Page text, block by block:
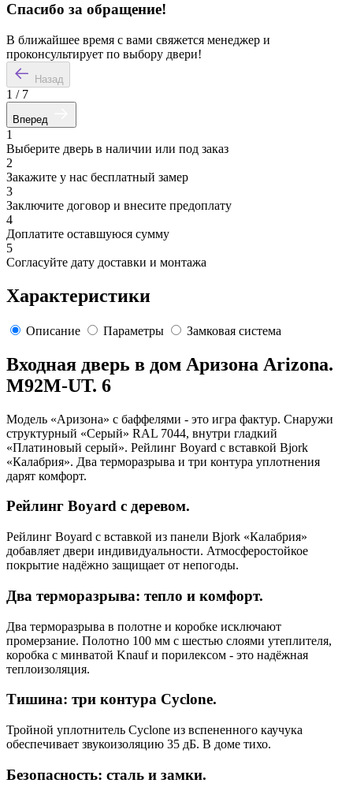
Спасибо за обращение!
В ближайшее время с вами свяжется менеджер и
проконсультирует по выбору двери!
Назад
1 / 7
Вперед
1
Выберите дверь в наличии или под заказ
2
Закажите у нас бесплатный замер
3
Заключите договор и внесите предоплату
4
Доплатите оставшуюся сумму
5
Согласуйте дату доставки и монтажа
Характеристики
Описание Параметры Замковая система
Входная дверь в дом Аризона Arizona.
M92M-UT. 6
Модель «Аризона» с баффелями - это игра фактур. Снаружи
структурный «Серый» RAL 7044, внутри гладкий
«Платиновый серый». Рейлинг Boyard с вставкой Bjork
«Калабрия». Два терморазрыва и три контура уплотнения
дарят комфорт.
Рейлинг Boyard с деревом.
Рейлинг Boyard с вставкой из панели Bjork «Калабрия»
добавляет двери индивидуальности. Атмосферостойкое
покрытие надёжно защищает от непогоды.
Два терморазрыва: тепло и комфорт.
Два терморазрыва в полотне и коробке исключают
промерзание. Полотно 100 мм с шестью слоями утеплителя,
коробка с минватой Knauf и порилексом - это надёжная
теплоизоляция.
Тишина: три контура Cyclone.
Тройной уплотнитель Cyclone из вспененного каучука
обеспечивает звукоизоляцию 35 дБ. В доме тихо.
Безопасность: сталь и замки.